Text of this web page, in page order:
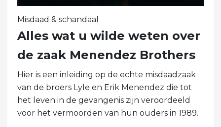
Misdaad & schandaal
Alles wat u wilde weten over
de zaak Menendez Brothers
Hier is een inleiding op de echte misdaadzaak
van de broers Lyle en Erik Menendez die tot
het leven in de gevangenis zijn veroordeeld
voor het vermoorden van hun ouders in 1989.